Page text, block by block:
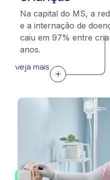
Na capital do MS, a
e a internação de
caiu em 97% entre
anos.
veja mais